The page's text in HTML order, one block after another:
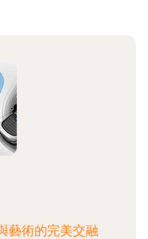
藝術的完美交融